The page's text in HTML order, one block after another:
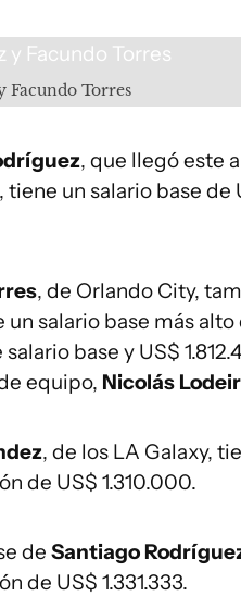
Facundo Torres
, que llegó este
un salario base de
, de Orlando City,
salario base más
salario base y US$
equipo, Nicolás
, de los LA Galaxy,
de US$ 1.310.000.
de Santiago
de US$ 1.331.333.